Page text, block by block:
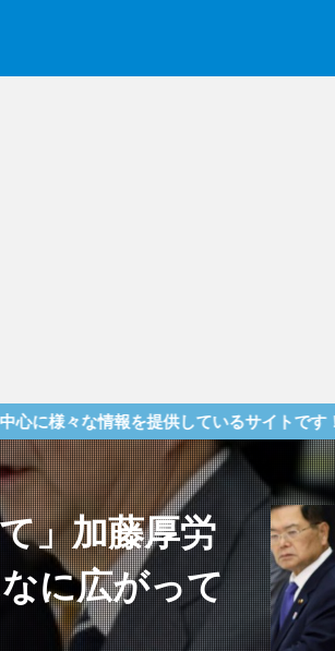
提供しているサイトです！
」加藤厚労
に広がって